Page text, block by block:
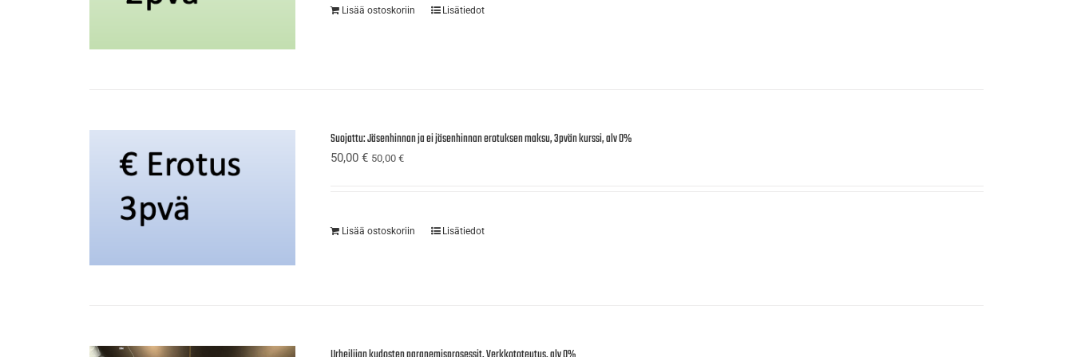
Lisää ostoskoriin Lisätiedot
Suojattu: Jäsenhinnan ja ei jäsenhinnan erotuksen maksu, 3pvän kurssi, alv 0%
50,00€ 50,00€
Lisää ostoskoriin Lisätiedot